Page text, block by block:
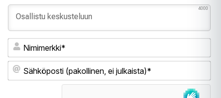
4000
ei